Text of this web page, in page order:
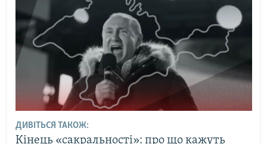
ДИВІТЬСЯ ТАКОЖ:
Кінець «сакральності»: про що кажуть